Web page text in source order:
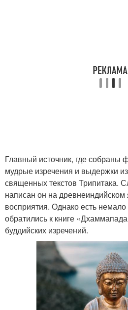
Главный источник, где собраны
мудрые изречения и выдержки
священных текстов Трипитака.
написан он на древнеиндийском
восприятия. Однако есть
обратились к книге
буддийских изречений.